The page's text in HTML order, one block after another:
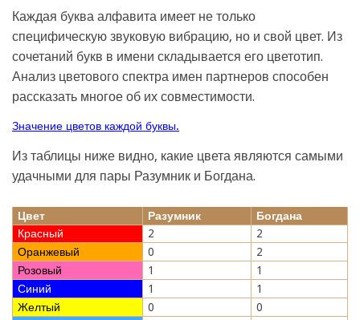
Каждая буква алфавита имеет не только
специфическую звуковую вибрацию, но и свой цвет. Из
сочетаний букв в имени складывается его цветотип.
Анализ цветового спектра имен партнеров способен
рассказать многое об их совместимости.
Значение цветов каждой буквы.
Из таблицы ниже видно, какие цвета являются самыми
удачными для пары Разумник и Богдана.
Цвет Разумник
Богдана
Красный
2
2
Оранжевый
0
2
Розовый
1
1
Синий
1
1
Желтый
0
0